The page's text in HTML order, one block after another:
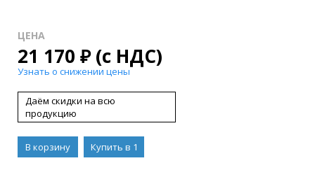
ЦЕНА
21 170 ₽(с НДС)
Узнать о снижении цены
Даём скидки на всю
продукцию
В корзину
Купить в 1